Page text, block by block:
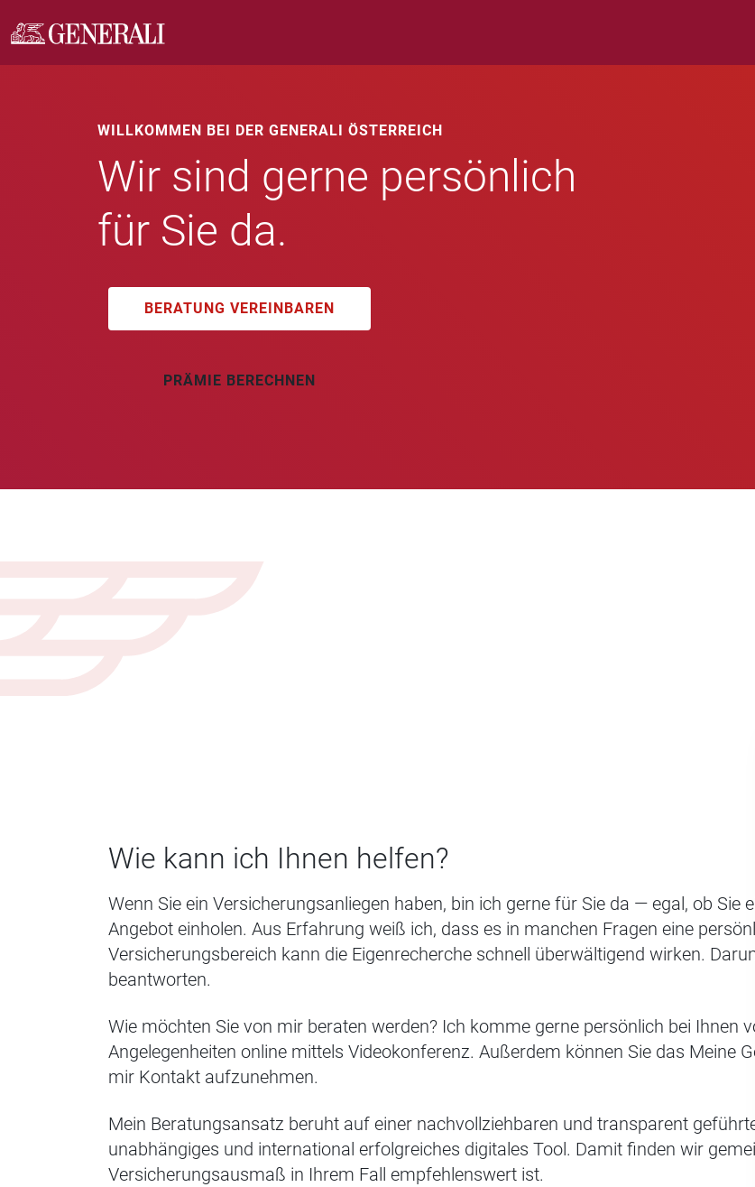
WILLKOMMEN BEI DER GENERALI ÖSTERREICH
Wir sind gerne persönlich
für Sie da.
BERATUNG VEREINBAREN
PRÄMIE BERECHNEN
Wie kann ich Ihnen helfen?
Wenn Sie ein Versicherungsanliegen haben, bin ich gerne für Sie da — egal, ob Sie
Angebot einholen. Aus Erfahrung weiß ich, dass es in manchen Fragen eine
Versicherungsbereich kann die Eigenrecherche schnell überwältigend wirken.
beantworten.
Wie möchten Sie von mir beraten werden? Ich komme gerne persönlich bei Ihnen
Angelegenheiten online mittels Videokonferenz. Außerdem können Sie das Meine
mir Kontakt aufzunehmen.
Mein Beratungsansatz beruht auf einer nachvollziehbaren und transparent
unabhängiges und international erfolgreiches digitales Tool. Damit finden wir
Versicherungsausmaß in Ihrem Fall empfehlenswert ist.